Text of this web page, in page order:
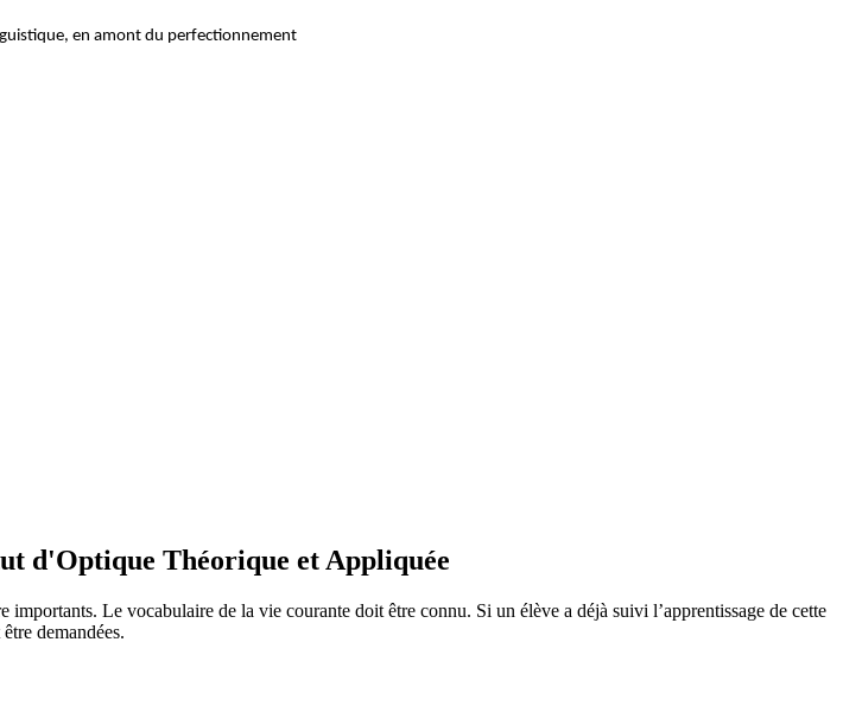
en amont du perfectionnement
d'Optique Théorique et Appliquée
Le vocabulaire de la vie courante doit être connu. Si un élève a déjà suivi l’apprentissage de cette
demandées.